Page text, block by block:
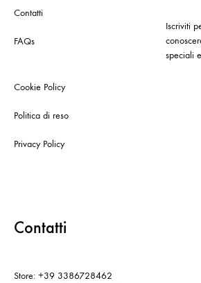
Contatti
FAQs
Cookie Policy
Politica di reso
Privacy Policy
Iscriviti
speciali
Contatti
Store: +39 3386728462